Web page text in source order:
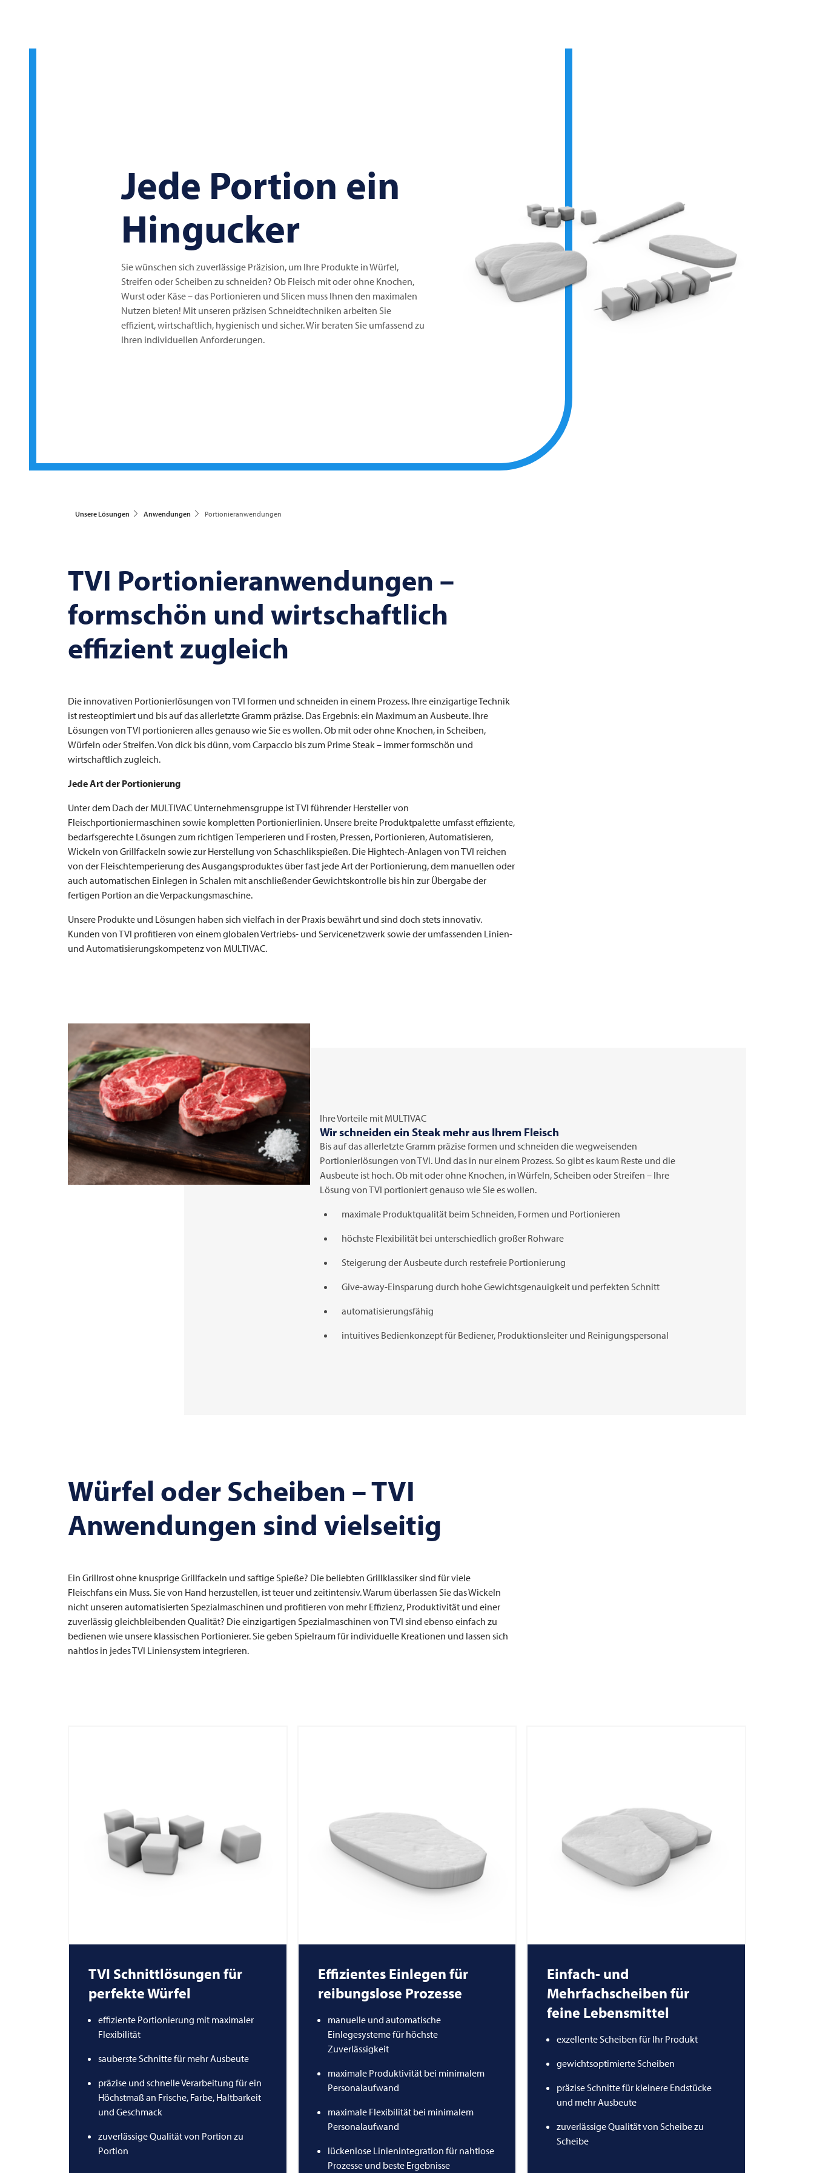
Jede Portion ein
Hingucker
Sie wünschen sich zuverlässige Präzision, um Ihre Produkte in Würfel,
Streifen oder Scheiben zu schneiden? Ob Fleisch mit oder ohne Knochen,
Wurst oder Käse – das Portionieren und Slicen muss Ihnen den maximalen
Nutzen bieten! Mit unseren präzisen Schneidtechniken arbeiten Sie
effizient, wirtschaftlich, hygienisch und sicher. Wir beraten Sie umfassend zu
Ihren individuellen Anforderungen.
Unsere Lösungen Anwendungen Portionieranwendungen
TVI Portionieranwendungen –
formschön und wirtschaftlich
effizient zugleich
Die innovativen Portionierlösungen vonTVI formen und schneiden in einem Prozess. Ihre einzigartige Technik
ist resteoptimiert und bis auf das allerletzte Gramm präzise. Das Ergebnis: ein Maximum an Ausbeute. Ihre
Lösungen vonTVI portionieren alles genauso wie Sie es wollen. Ob mit oder ohne Knochen, in Scheiben,
Würfeln oder Streifen. Von dick bis dünn, vom Carpaccio bis zum Prime Steak – immer formschön und
wirtschaftlich zugleich.
Jede Art der Portionierung
Unter dem Dach der MULTIVAC Unternehmensgruppe istTVI führender Hersteller von
Fleischportioniermaschinen sowie kompletten Portionierlinien. Unsere breite Produktpalette umfasst effiziente,
bedarfsgerechte Lösungen zum richtigen Temperieren und Frosten, Pressen, Portionieren, Automatisieren,
Wickeln von Grillfackeln sowie zur Herstellung von Schaschlikspießen. Die Hightech-Anlagen vonTVI reichen
von der Fleischtemperierung des Ausgangsproduktes über fast jede Art der Portionierung, dem manuellen oder
auch automatischen Einlegen in Schalen mit anschließender Gewichtskontrolle bis hin zur Übergabe der
fertigen Portion an die Verpackungsmaschine.
Unsere Produkte und Lösungen haben sich vielfach in der Praxis bewährt und sind doch stets innovativ.
Kunden vonTVI profitieren von einem globalen Vertriebs- und Servicenetzwerk sowie der umfassenden Linien-
und Automatisierungskompetenz von MULTIVAC.
Ihre Vorteile mit MULTIVAC
Wir schneiden ein Steak mehr aus Ihrem Fleisch
Bis auf das allerletzte Gramm präzise formen und schneiden die wegweisenden
Portionierlösungen vonTVI. Und das in nur einem Prozess. So gibt es kaum Reste und die
Ausbeute ist hoch. Ob mit oder ohne Knochen, in Würfeln, Scheiben oder Streifen – Ihre
Lösung vonTVI portioniert genauso wie Sie es wollen.
maximale Produktqualität beim Schneiden, Formen und Portionieren
höchste Flexibilität bei unterschiedlich großer Rohware
Steigerung der Ausbeute durch restefreie Portionierung
Give-away-Einsparung durch hohe Gewichtsgenauigkeit und perfekten Schnitt
automatisierungsfähig
intuitives Bedienkonzept für Bediener, Produktionsleiter und Reinigungspersonal
Würfel oder Scheiben –TVI
Anwendungen sind vielseitig
Ein Grillrost ohne knusprige Grillfackeln und saftige Spieße? Die beliebten Grillklassiker sind für viele
Fleischfans ein Muss. Sie von Hand herzustellen, ist teuer und zeitintensiv. Warum überlassen Sie das Wickeln
nicht unseren automatisierten Spezialmaschinen und profitieren von mehr Effizienz, Produktivität und einer
zuverlässig gleichbleibenden Qualität? Die einzigartigen Spezialmaschinen vonTVI sind ebenso einfach zu
bedienen wie unsere klassischen Portionierer. Sie geben Spielraum für individuelle Kreationen und lassen sich
nahtlos in jedesTVI Liniensystem integrieren.
TVI Schnittlösungen für
perfekte Würfel
effiziente Portionierung mit maximaler
Flexibilität
sauberste Schnitte für mehr Ausbeute
präzise und schnelle Verarbeitung für ein
Höchstmaß an Frische, Farbe, Haltbarkeit
und Geschmack
zuverlässige Qualität von Portion zu
Portion
Effizientes Einlegen für
reibungslose Prozesse
manuelle und automatische
Einlegesysteme für höchste
Zuverlässigkeit
maximale Produktivität bei minimalem
Personalaufwand
maximale Flexibilität bei minimalem
Personalaufwand
lückenlose Linienintegration für nahtlose
Prozesse und beste Ergebnisse
Einfach- und
Mehrfachscheiben für
feine Lebensmittel
exzellente Scheiben für Ihr Produkt
gewichtsoptimierte Scheiben
präzise Schnitte für kleinere Endstücke
und mehr Ausbeute
zuverlässige Qualität von Scheibe zu
Scheibe